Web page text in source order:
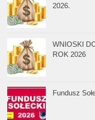
2026.
WNIOSKI
ROK 2026
Fundusz